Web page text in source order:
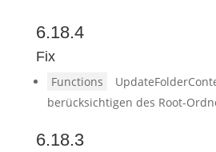
6.18.4
Fix
Functions
berücksichtigen des Root-
6.18.3